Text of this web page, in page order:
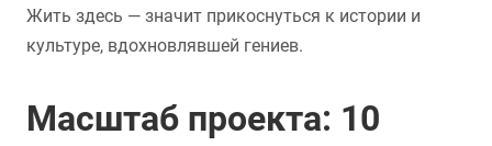
Жить здесь — значит прикоснуться к истории и
культуре, вдохновлявшей гениев.
Масштаб проекта: 10